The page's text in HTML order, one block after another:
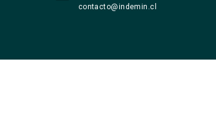
contacto@indemin.cl